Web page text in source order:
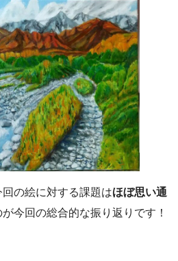
の絵に対する課題はほぼ思い通
が今回の総合的な振り返りです！